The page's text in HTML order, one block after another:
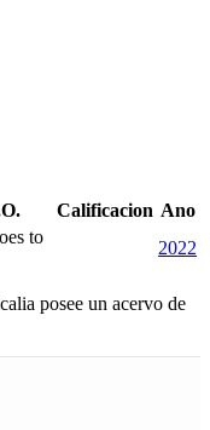
Calificacion Ano
to
2022
posee un acervo de